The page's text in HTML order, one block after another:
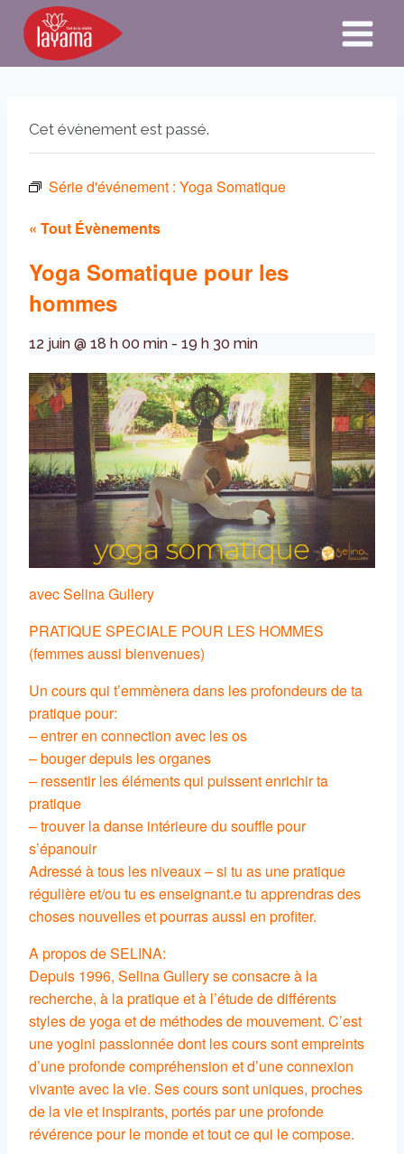
Aller
contenu
Cet évènement est passé.
Série d'événement : Yoga Somatique
« Tout Évènements
Yoga Somatique pour les
hommes
12 juin @ 18 h 00 min - 19 h 30 min
avec Selina Gullery
PRATIQUE SPECIALE POUR LES HOMMES
(femmes aussi bienvenues)
Un cours qui t’emmènera dans les profondeurs de ta
pratique pour:
– entrer en connection avec les os
– bouger depuis les organes
– ressentir les éléments qui puissent enrichir ta
pratique
– trouver la danse intérieure du souffle pour
s’épanouir
Adressé à tous les niveaux – si tu as une pratique
régulière et/ou tu es enseignant.e tu apprendras des
choses nouvelles et pourras aussi en profiter.
A propos de SELINA:
Depuis 1996, Selina Gullery se consacre à la
recherche, à la pratique et à l’étude de différents
styles de yoga et de méthodes de mouvement. C’est
une yogini passionnée dont les cours sont empreints
d’une profonde compréhension et d’une connexion
vivante avec la vie. Ses cours sont uniques, proches
de la vie et inspirants, portés par une profonde
révérence pour le monde et tout ce qui le compose.